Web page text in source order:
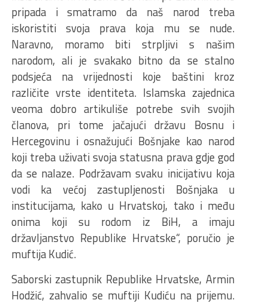
pripada i smatramo da naš narod treba
iskoristiti svoja prava koja mu se nude.
Naravno, moramo biti strpljivi s našim
narodom, ali je svakako bitno da se stalno
podsjeća na vrijednosti koje baštini kroz
različite vrste identiteta. Islamska zajednica
veoma dobro artikuliše potrebe svih svojih
članova, pri tome jačajući državu Bosnu i
Hercegovinu i osnažujući Bošnjake kao narod
koji treba uživati svoja statusna prava gdje god
da se nalaze. Podržavam svaku inicijativu koja
vodi ka većoj zastupljenosti Bošnjaka u
institucijama, kako u Hrvatskoj, tako i među
onima koji su rodom iz BiH, a imaju
državljanstvo Republike Hrvatske“, poručio je
muftija Kudić.
Saborski zastupnik Republike Hrvatske, Armin
Hodžić, zahvalio se muftiji Kudiću na prijemu.